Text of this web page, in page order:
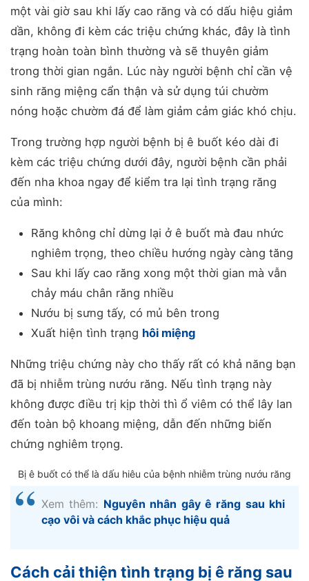
một vài giờ sau khi lấy cao răng và có dấu hiệu giảm
dần, không đi kèm các triệu chứng khác, đây là tình
trạng hoàn toàn bình thường và sẽ thuyên giảm
trong thời gian ngắn. Lúc này người bệnh chỉ cần vệ
sinh răng miệng cẩn thận và sử dụng túi chườm
nóng hoặc chườm đá để làm giảm cảm giác khó chịu.
Trong trường hợp người bệnh bị ê buốt kéo dài đi
kèm các triệu chứng dưới đây, người bệnh cần phải
đến nha khoa ngay để kiểm tra lại tình trạng răng
của mình:
Răng không chỉ dừng lại ở ê buốt mà đau nhức
nghiêm trọng, theo chiều hướng ngày càng tăng
Sau khi lấy cao răng xong một thời gian mà vẫn
chảy máu chân răng nhiều
Nướu bị sưng tấy, có mủ bên trong
Xuất hiện tình trạng hôi miệng
Những triệu chứng này cho thấy rất có khả năng bạn
đã bị nhiễm trùng nướu răng. Nếu tình trạng này
không được điều trị kịp thời thì ổ viêm có thể lây lan
đến toàn bộ khoang miệng, dẫn đến những biến
chứng nghiêm trọng.
Bị ê buốt có thể là dấu hiêu của bệnh nhiễm trùng nướu răng
Xem thêm: Nguyên nhân gây ê răng sau khi
cạo vôi và cách khắc phục hiệu quả
Cách cải thiện tình trạng bị ê răng sau